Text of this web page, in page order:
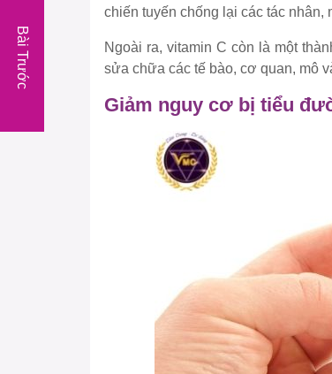
chiến tuyến chống lại các tác nhân,
Ngoài ra, vitamin C còn là một
sửa chữa các tế bào, cơ quan, mô
Giảm nguy cơ bị tiểu
Bài Trước